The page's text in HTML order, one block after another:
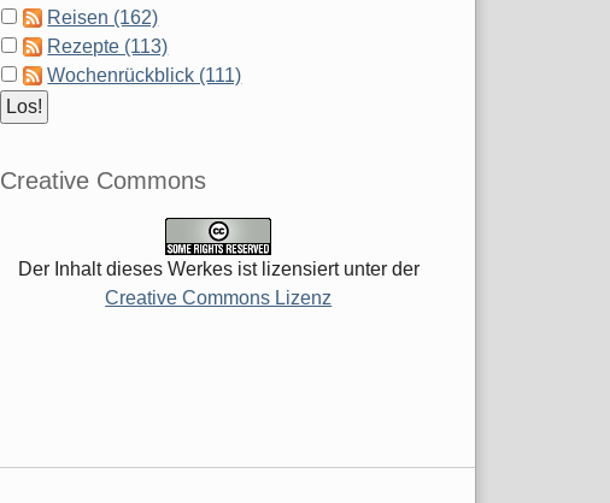
Reisen (162)
Rezepte (113)
Wochenrückblick (111)
Creative Commons
Der Inhalt dieses Werkes ist lizensiert unter der
Creative Commons Lizenz